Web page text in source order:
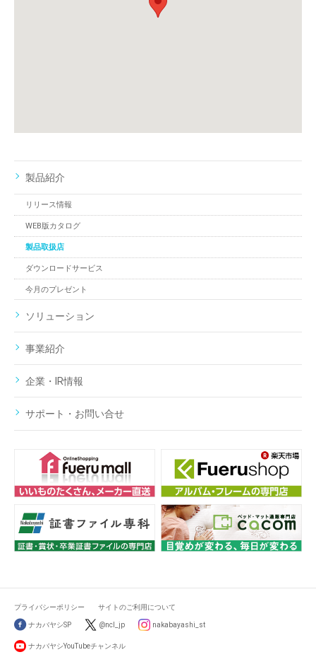
製品紹介
リリース情報
WEB版カタログ
製品取扱店
ダウンロードサービス
今月のプレゼント
ソリューション
事業紹介
企業・IR情報
サポート・お問い合せ
プライバシーポリシー サイトのご利用について
ナカバヤシSP @ncl_jp nakabayashi_st
ナカバヤシYouTubeチャンネル